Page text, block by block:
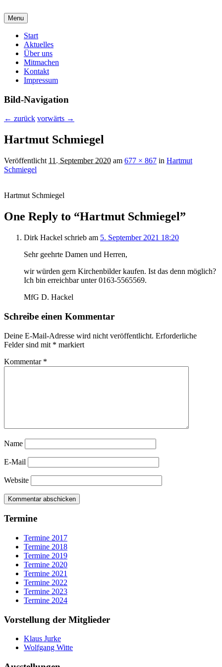
malzirkel-koethen.de
Verein für Freunde der Malerei und Grafik
Menu
Hauptmenü
Start
Aktuelles
Über uns
Mitmachen
Kontakt
Impressum
Bild-Navigation
← zurück vorwärts →
Hartmut Schmiegel
Veröffentlicht 11. September 2020 am 677 × 867 in Hartmut
Schmiegel
Hartmut Schmiegel
One Reply to “Hartmut Schmiegel”
Dirk Hackel schrieb am 5. September 2021 18:20
Sehr geehrte Damen und Herren,
wir würden gern Kirchenbilder kaufen. Ist das denn möglich?
Ich bin erreichbar unter 0163-5565569.
MfG D. Hackel
Schreibe einen Kommentar
Deine E-Mail-Adresse wird nicht veröffentlicht. Erforderliche
Felder sind mit * markiert
Kommentar *
Name
E-Mail
Website
Termine
Termine 2017
Termine 2018
Termine 2019
Termine 2020
Termine 2021
Termine 2022
Termine 2023
Termine 2024
Vorstellung der Mitglieder
Klaus Jurke
Wolfgang Witte